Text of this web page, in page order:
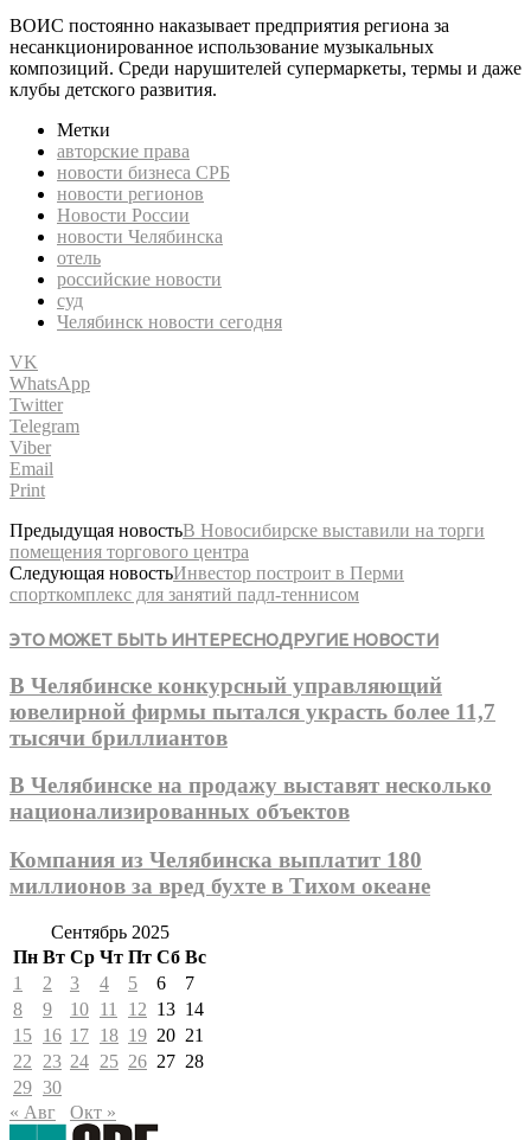
ВОИС постоянно наказывает предприятия региона за
несанкционированное использование музыкальных
композиций. Среди нарушителей супермаркеты, термы и даже
клубы детского развития.
Метки
авторские права
новости бизнеса СРБ
новости регионов
Новости России
новости Челябинска
отель
российские новости
суд
Челябинск новости сегодня
VK
WhatsApp
Twitter
Telegram
Viber
Email
Print
Предыдущая новостьВ Новосибирске выставили на торги
помещения торгового центра
Следующая новостьИнвестор построит в Перми
спорткомплекс для занятий падл-теннисом
ЭТО МОЖЕТ БЫТЬ ИНТЕРЕСНОДРУГИЕ НОВОСТИ
В Челябинске конкурсный управляющий
ювелирной фирмы пытался украсть более 11,7
тысячи бриллиантов
В Челябинске на продажу выставят несколько
национализированных объектов
Компания из Челябинска выплатит 180
миллионов за вред бухте в Тихом океане
Сентябрь 2025
Пн Вт Ср Чт Пт Сб Вс
1
2 3 4 5 6
7
8
9 10 11 12 13 14
15 16 17 18 19 20 21
22
23 24 25 26 27 28
29 30
« Авг
Окт »